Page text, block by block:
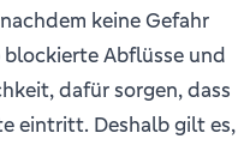
keine Gefahr
Abflüsse und
dafür sorgen, dass
eintritt. Deshalb gilt es,